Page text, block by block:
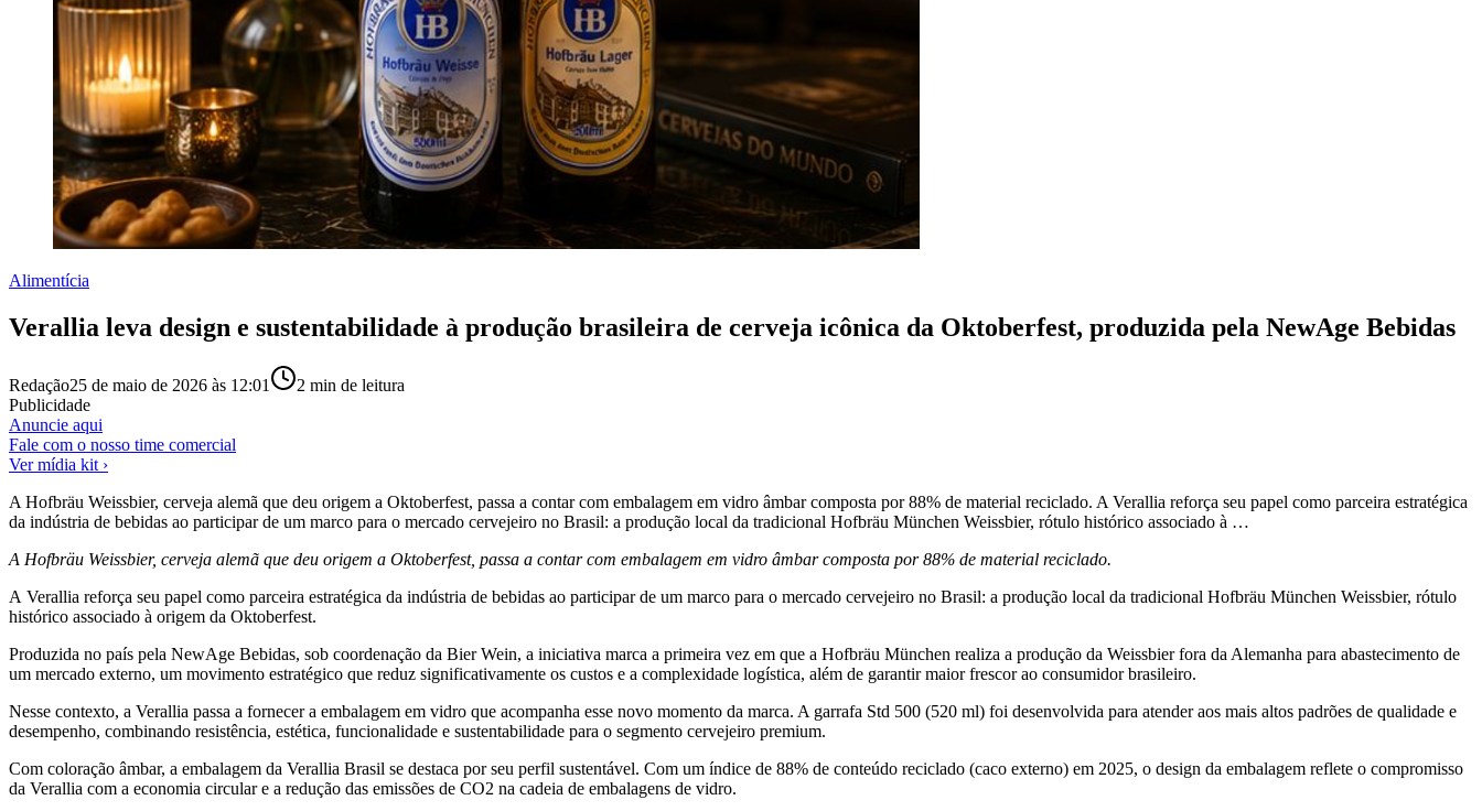
Alimentícia
Verallia leva design e sustentabilidade à produção brasileira de cerveja icônica da Oktoberfest, produzida pela NewAge Bebidas
Redação25 de maio de 2026 às 12:01 2 min de leitura
Publicidade
Anuncie aqui
Fale com o nosso time comercial
Ver mídia kit ›
A Hofbräu Weissbier, cerveja alemã que deu origem a Oktoberfest, passa a contar com embalagem em vidro âmbar composta por 88% de material reciclado. A Verallia reforça seu papel como parceira estratégica
da indústria de bebidas ao participar de um marco para o mercado cervejeiro no Brasil: a produção local da tradicional Hofbräu München Weissbier, rótulo histórico associado à …
A Hofbräu Weissbier, cerveja alemã que deu origem a Oktoberfest, passa a contar com embalagem em vidro âmbar composta por 88% de material reciclado.
A Verallia reforça seu papel como parceira estratégica da indústria de bebidas ao participar de um marco para o mercado cervejeiro no Brasil: a produção local da tradicional Hofbräu München Weissbier, rótulo
histórico associado à origem da Oktoberfest.
Produzida no país pela NewAge Bebidas, sob coordenação da Bier Wein, a iniciativa marca a primeira vez em que a Hofbräu München realiza a produção da Weissbier fora da Alemanha para abastecimento de
um mercado externo, um movimento estratégico que reduz significativamente os custos e a complexidade logística, além de garantir maior frescor ao consumidor brasileiro.
Nesse contexto, a Verallia passa a fornecer a embalagem em vidro que acompanha esse novo momento da marca. A garrafa Std 500 (520 ml) foi desenvolvida para atender aos mais altos padrões de qualidade e
desempenho, combinando resistência, estética, funcionalidade e sustentabilidade para o segmento cervejeiro premium.
Com coloração âmbar, a embalagem da Verallia Brasil se destaca por seu perfil sustentável. Com um índice de 88% de conteúdo reciclado (caco externo) em 2025, o design da embalagem reflete o compromisso
da Verallia com a economia circular e a redução das emissões de CO2 na cadeia de embalagens de vidro.